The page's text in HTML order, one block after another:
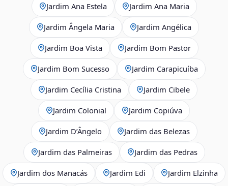
Jardim Ana Estela Jardim Ana Maria
Jardim Ângela Maria Jardim Angélica
Jardim Boa Vista Jardim Bom Pastor
Jardim Bom Sucesso Jardim Carapicuíba
Jardim Cecília Cristina Jardim Cibele
Jardim Colonial Jardim Copiúva
Jardim D’Ângelo Jardim das Belezas
Jardim das Palmeiras Jardim das Pedras
Jardim dos Manacás Jardim Edi Jardim Elzinha